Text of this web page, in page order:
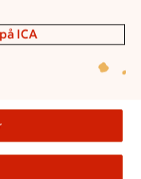
mobilskärmvy som
ICA